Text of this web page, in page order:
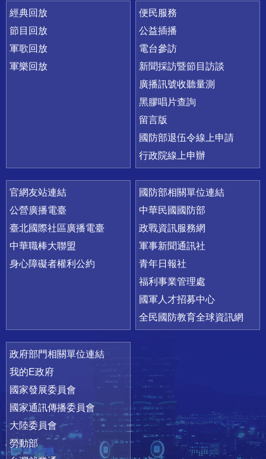
經典回放
節目回放
軍歌回放
軍樂回放
便民服務
公益插播
電台參訪
新聞採訪暨節目訪談
廣播訊號收聽量測
黑膠唱片查詢
留言版
國防部退伍令線上申請
行政院線上申辦
官網友站連結
公營廣播電臺
臺北國際社區廣播電臺
中華職棒大聯盟
身心障礙者權利公約
國防部相關單位連結
中華民國國防部
政戰資訊服務網
軍事新聞通訊社
青年日報社
福利事業管理處
國軍人才招募中心
全民國防教育全球資訊網
政府部門相關單位連結
我的E政府
國家發展委員會
國家通訊傳播委員會
大陸委員會
勞動部